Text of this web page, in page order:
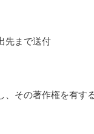
先まで送付
、その著作権を有す